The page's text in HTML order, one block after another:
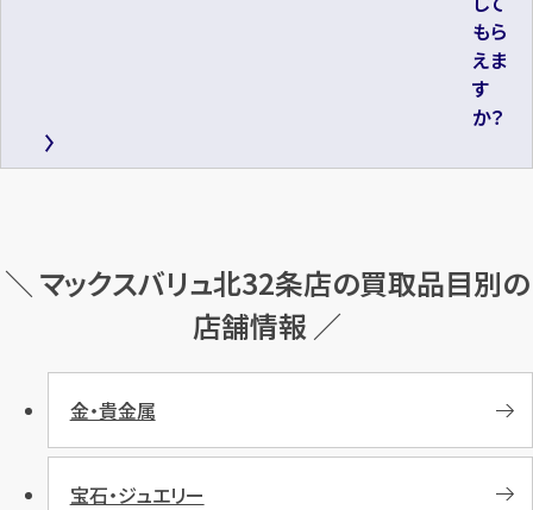
もら
えま
す
か？
＼ マックスバリュ北32条店の買取品目別の
店舗情報 ／
金・貴金属
宝石・ジュエリー